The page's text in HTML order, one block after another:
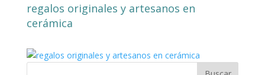
regalos originales y artesanos en
cerámica